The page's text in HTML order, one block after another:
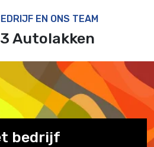
EN ONS TEAM
Autolakken
bedrijf